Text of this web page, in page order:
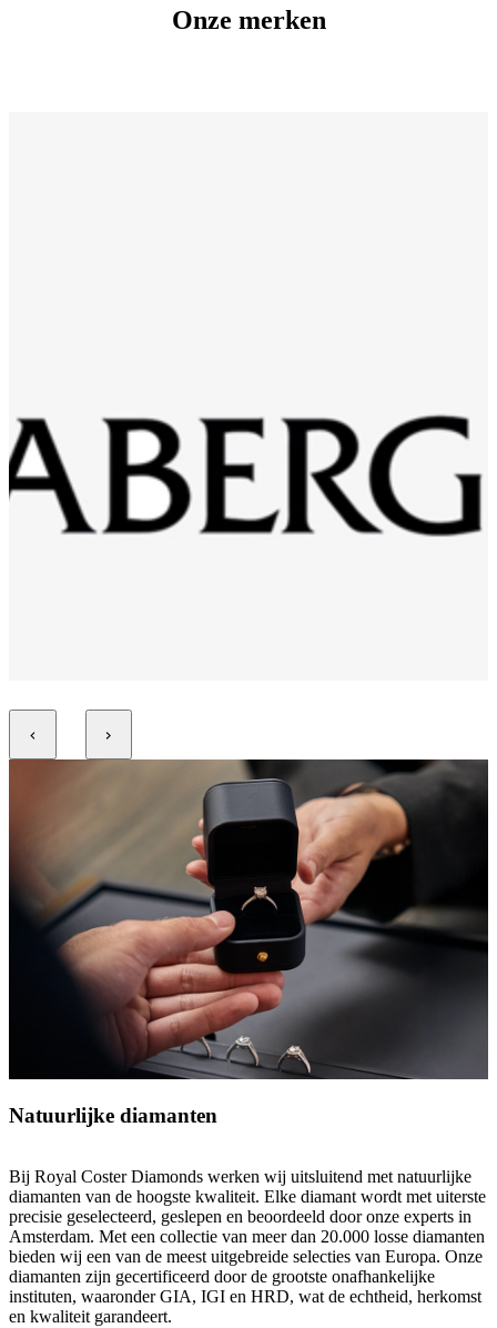
Onze merken
Natuurlijke diamanten
Bij Royal Coster Diamonds werken wij uitsluitend met natuurlijke
diamanten van de hoogste kwaliteit. Elke diamant wordt met uiterste
precisie geselecteerd, geslepen en beoordeeld door onze experts in
Amsterdam. Met een collectie van meer dan 20.000 losse diamanten
bieden wij een van de meest uitgebreide selecties van Europa. Onze
diamanten zijn gecertificeerd door de grootste onafhankelijke
instituten, waaronder GIA, IGI en HRD, wat de echtheid, herkomst
en kwaliteit garandeert.